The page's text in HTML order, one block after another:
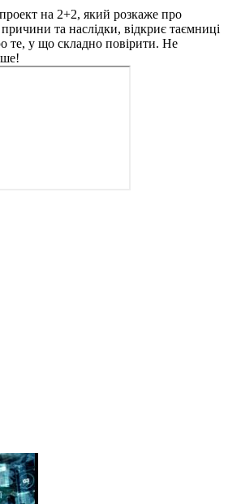
на 2+2, який розкаже про
причини та наслідки, відкриє таємниці
те, у що складно повірити. Не